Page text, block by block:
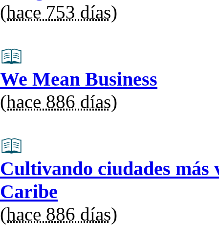
(hace 753 días)
We Mean Business
(hace 886 días)
Cultivando ciudades
Caribe
(hace 886 días)